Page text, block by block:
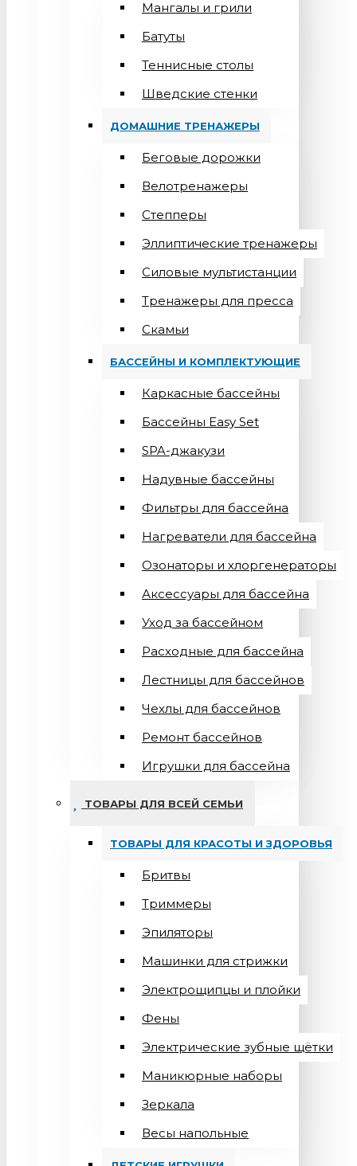
Мангалы и грили
Батуты
Теннисные столы
Шведские стенки
ДОМАШНИЕ ТРЕНАЖЕРЫ
Беговые дорожки
Велотренажеры
Степперы
Эллиптические тренажеры
Силовые мультистанции
Тренажеры для пресса
Скамьи
БАССЕЙНЫ И КОМПЛЕКТУЮЩИЕ
Каркасные бассейны
Бассейны Easy Set
SPA-джакузи
Надувные бассейны
Фильтры для бассейна
Нагреватели для бассейна
Озонаторы и хлоргенераторы
Аксессуары для бассейна
Уход за бассейном
Расходные для бассейна
Лестницы для бассейнов
Чехлы для бассейнов
Ремонт бассейнов
Игрушки для бассейна
ТОВАРЫ ДЛЯ ВСЕЙ СЕМЬИ
ТОВАРЫ ДЛЯ КРАСОТЫ И ЗДОРОВЬЯ
Бритвы
Триммеры
Эпиляторы
Машинки для стрижки
Электрощипцы и плойки
Фены
Электрические зубные щётки
Маникюрные наборы
Зеркала
Весы напольные